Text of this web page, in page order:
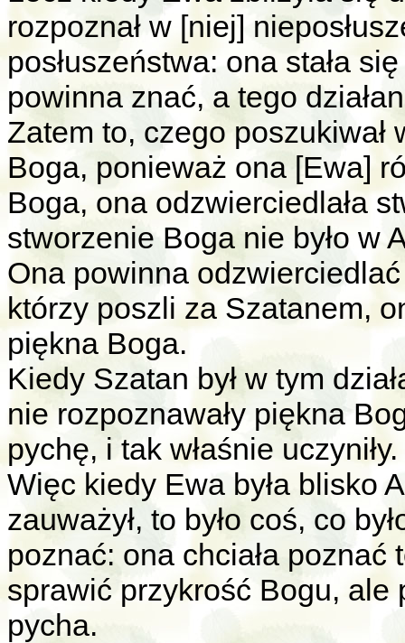
rozpoznał w [niej]
posłuszeństwa: ona stała
powinna znać, a tego
Zatem to, czego poszukiwał
Boga, ponieważ ona [Ewa]
Boga, ona odzwierciedlała
stworzenie Boga nie było w
Ona powinna
którzy poszli za Szatanem,
piękna Boga.
Kiedy Szatan był w tym
nie rozpoznawały piękna
pychę, i tak właśnie uczyniły.
Więc kiedy Ewa była blisko
zauważył, to było coś, co
poznać: ona chciała poznać
sprawić przykrość Bogu, ale
pycha.